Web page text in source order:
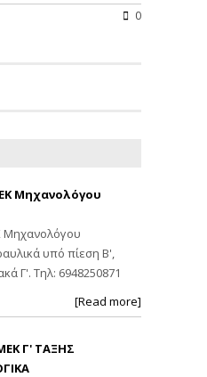
0
Μηχανολόγου
Μηχανολόγου
υπό πίεση Β',
Γ'. Τηλ: 6948250871
[Read more]
Γ' ΤΑΞΗΣ